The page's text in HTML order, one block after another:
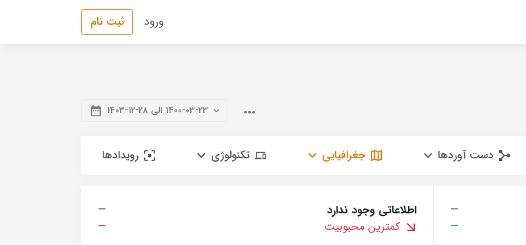
ورود ثبت نام
1400-03-23 الی 28-12-1403
دست آوردها جغرافیایی تکنولوژی رویدادها
—
—
اطلاعاتی وجود ندارد
—
کمترین محبوبیت
—